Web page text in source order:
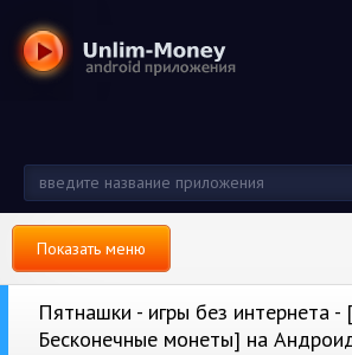
Показать меню
Пятнашки - игры без интернета -
Бесконечные монеты] на